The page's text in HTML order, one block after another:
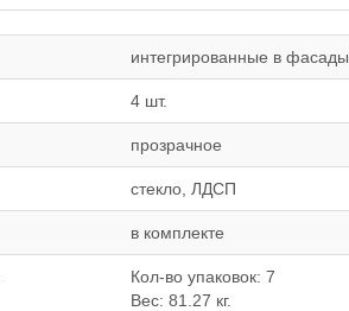
интегрированные в фасады
4 шт.
прозрачное
стекло, ЛДСП
в комплекте
Кол-во упаковок: 7
Вес: 81.27 кг.